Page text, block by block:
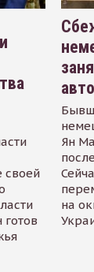
своей
готов
Ян
на